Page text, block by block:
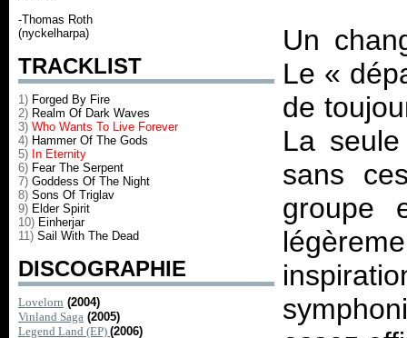
-Thomas Roth
(nyckelharpa)
TRACKLIST
1) Forged By Fire
2) Realm Of Dark Waves
3) Who Wants To Live Forever
4) Hammer Of The Gods
5) In Eternity
6) Fear The Serpent
7) Goddess Of The Night
8) Sons Of Triglav
9) Elder Spirit
10) Einherjar
11) Sail With The Dead
DISCOGRAPHIE
Lovelorn (2004)
Vinland Saga (2005)
Legend Land (EP) (2006)
Un
Le «
de
La
sans
groupe